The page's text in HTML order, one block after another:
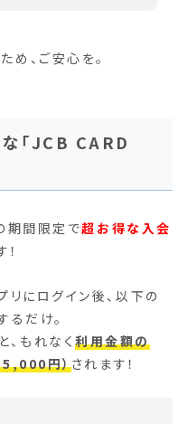
め、ご安心を。
「JCB CARD
期間限定で超お得な入会
にログイン後、以下の
だけ。
、もれなく利用金額の
円）されます！